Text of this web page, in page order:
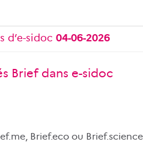
d’e-sidoc 04-06-2026
Brief dans e-sidoc
Brief.eco ou